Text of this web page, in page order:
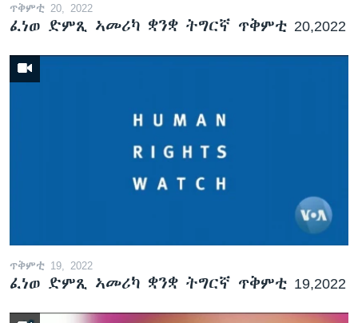
ጥቅምቲ 20, 2022
ፈነወ ድምጺ ኣመሪካ ቋንቋ ትግርኛ ጥቅምቲ 20,2022
ጥቅምቲ 19, 2022
ፈነወ ድምጺ ኣመሪካ ቋንቋ ትግርኛ ጥቅምቲ 19,2022